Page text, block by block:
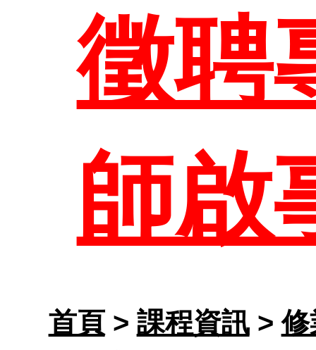
歷
任
管
師
研究
大
課程
徵聘
師啟
首頁> 課程資訊>修